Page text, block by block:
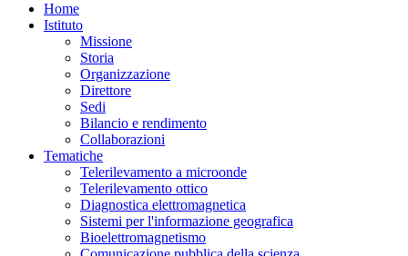
Home
Istituto
Missione
Storia
Organizzazione
Direttore
Sedi
Bilancio e rendimento
Collaborazioni
Tematiche
Telerilevamento a microonde
Telerilevamento ottico
Diagnostica elettromagnetica
Sistemi per l'informazione geografica
Bioelettromagnetismo